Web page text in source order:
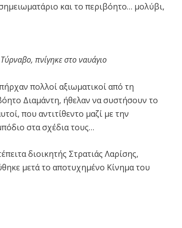
και το περιβόητο… μολύβι,
πνίγηκε στο ναυάγιο
πολλοί αξιωματικοί από τη
Διαμάντη, ήθελαν να συστήσουν το
που αντιτίθεντο μαζί με την
στα σχέδια τους…
διοικητής Στρατιάς Λαρίσης,
μετά το αποτυχημένο Κίνημα του